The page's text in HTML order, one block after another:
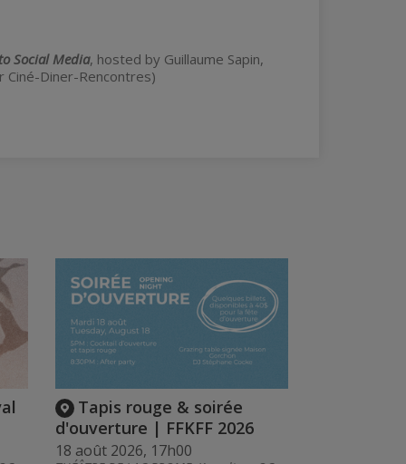
Social Media, hosted by Guillaume Sapin,
Diner-Rencontres)
Tapis rouge & soirée
d'ouverture | FFKFF 2026
18 août 2026, 17h00